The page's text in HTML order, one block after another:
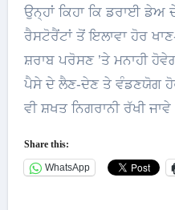
ਉਨ੍ਹਾਂ ਕਿਹਾ ਕਿ ਡਰਾਈ ਡੇਅ
ਰੈਸਟੋਰੈਂਟਾਂ ਤੋਂ ਇਲਾਵਾ ਹੋਰ
ਸ਼ਰਾਬ ਪਰੋਸਣ ’ਤੇ ਮਨਾਹੀ
ਪੈਸੇ ਦੇ ਲੈਣ-ਦੇਣ ਤੇ ਵੰਡਣਯੋਗ
ਵੀ ਸ਼ਖਤ ਨਿਗਰਾਨੀ ਰੱਖੀ
Share this:
WhatsApp